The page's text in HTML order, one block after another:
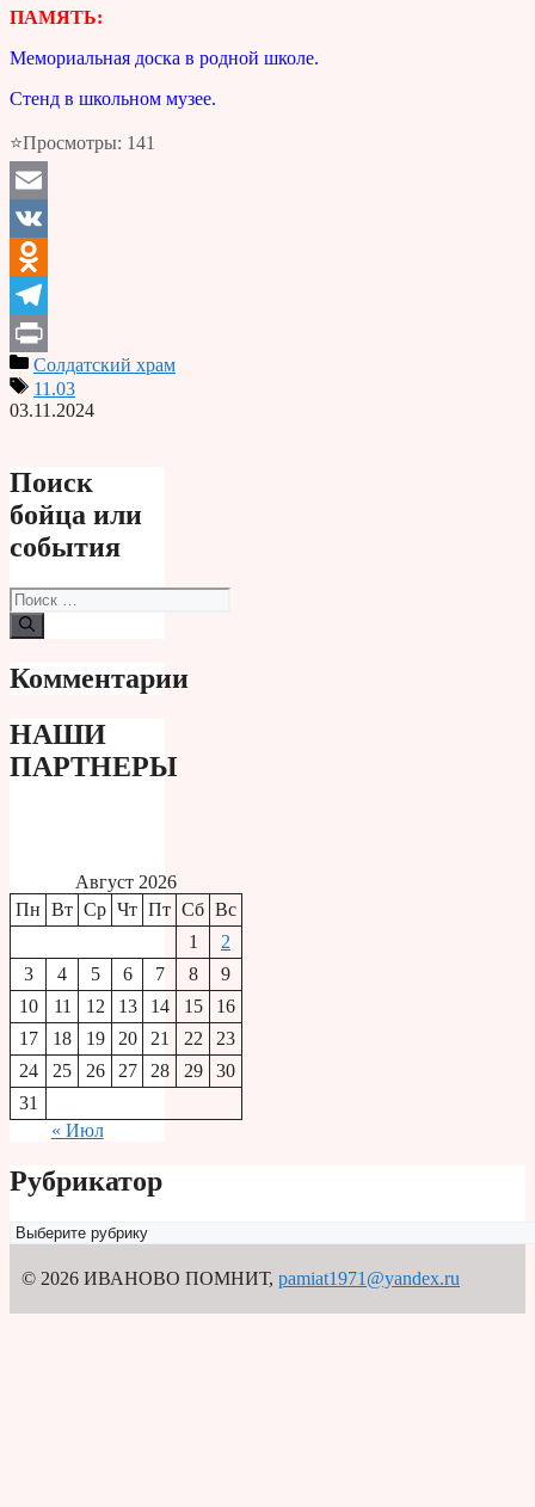
ПАМЯТЬ:
Мемориальная доска в родной школе.
Стенд в школьном музее.
⭐Просмотры: 141
Email
VK
Odnoklassniki
Telegram
PrintСолдатский храм
11.03
03.11.2024
Поиск
бойца или
события
Поиск:
Комментарии
НАШИ
ПАРТНЕРЫ
Август 2026
Пн Вт Ср Чт Пт Сб Вс
1
2
3
4 5 6 7 8
9
10
11 12 13 14 15
16
17
18 19 20 21 22
23
24
25 26 27 28 29
30
31
« Июл
Рубрикатор
Рубрикатор
© 2026 ИВАНОВО ПОМНИТ, pamiat1971@yandex.ru